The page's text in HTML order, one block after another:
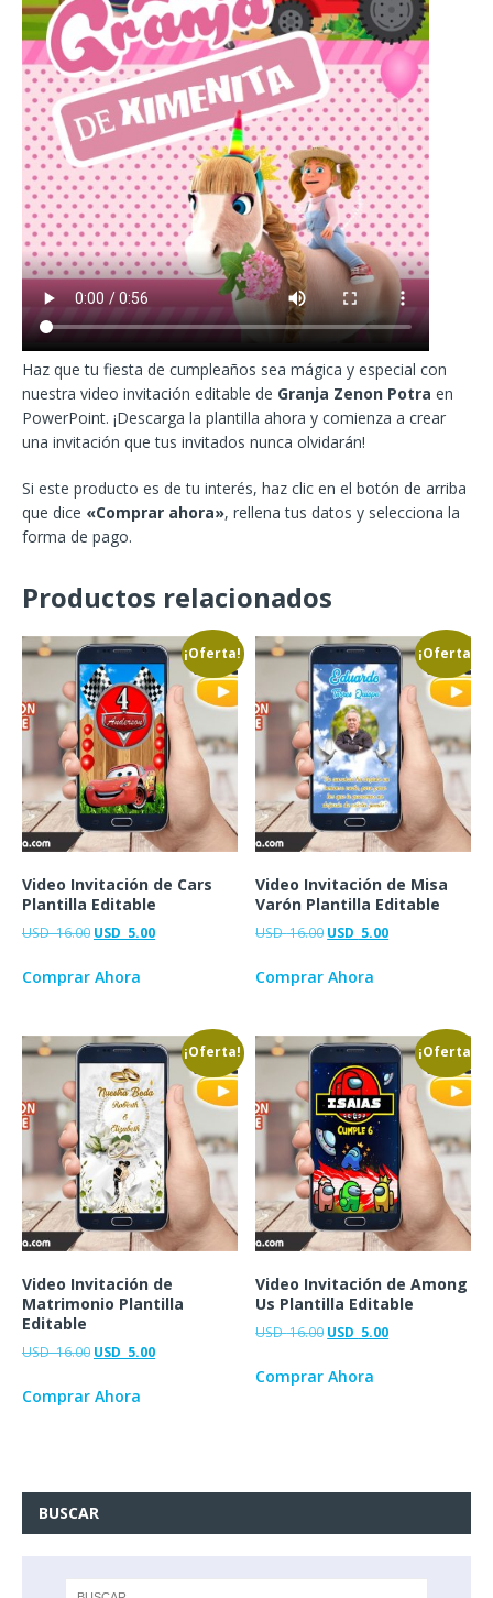
Haz que tu fiesta de cumpleaños sea mágica y especial con
nuestra video invitación editable de Granja Zenon Potra en
PowerPoint. ¡Descarga la plantilla ahora y comienza a crear
una invitación que tus invitados nunca olvidarán!
Si este producto es de tu interés, haz clic en el botón de arriba
que dice «Comprar ahora», rellena tus datos y selecciona la
forma de pago.
Productos relacionados
¡Oferta!
Video Invitación de Cars
Plantilla Editable
USD16.00 USD 5.00
Comprar Ahora
¡Oferta!
Video Invitación de Misa
Varón Plantilla Editable
USD16.00 USD 5.00
Comprar Ahora
¡Oferta!
Video Invitación de
Matrimonio Plantilla
Editable
USD16.00 USD 5.00
Comprar Ahora
¡Oferta!
Video Invitación de Among
Us Plantilla Editable
USD16.00 USD 5.00
Comprar Ahora
BUSCAR